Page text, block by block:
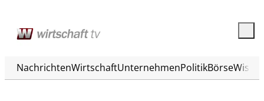
NachrichtenWirtschaftUnternehmenPolitikBörse